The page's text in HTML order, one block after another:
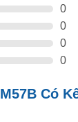
xámsang
tốt.
khí hậu nóng
0
0
0
0
Có